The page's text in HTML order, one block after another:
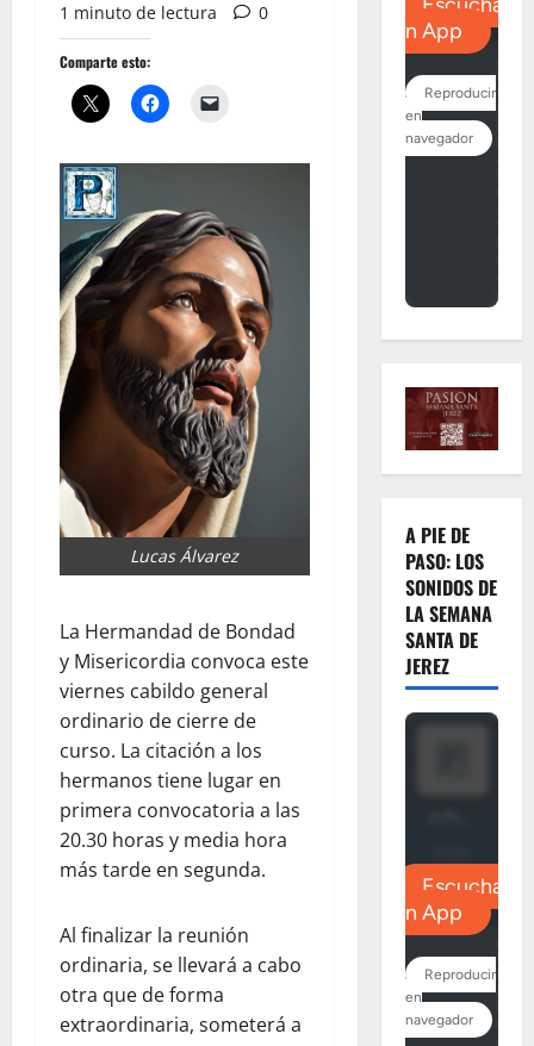
1 minuto de lectura
0
Comparte esto:
Lucas Álvarez
La Hermandad de Bondad
y Misericordia convoca este
viernes cabildo general
ordinario de cierre de
curso. La citación a los
hermanos tiene lugar en
primera convocatoria a las
20.30 horas y media hora
más tarde en segunda.
Al finalizar la reunión
ordinaria, se llevará a cabo
otra que de forma
extraordinaria, someterá a
A PIE DE
PASO: LOS
SONIDOS DE
LA SEMANA
SANTA DE
JEREZ